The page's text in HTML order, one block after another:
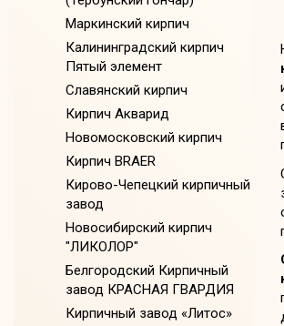
Маркинский кирпич
Калининградский кирпич
Пятый элемент
Славянский кирпич
Кирпич Акварид
Новомосковский кирпич
Кирпич BRAER
Кирово-Чепецкий кирпичный
завод
Новосибирский кирпич
"ЛИКОЛОР"
Белгородский Кирпичный
завод КРАСНАЯ ГВАРДИЯ
Кирпичный завод «Литос»